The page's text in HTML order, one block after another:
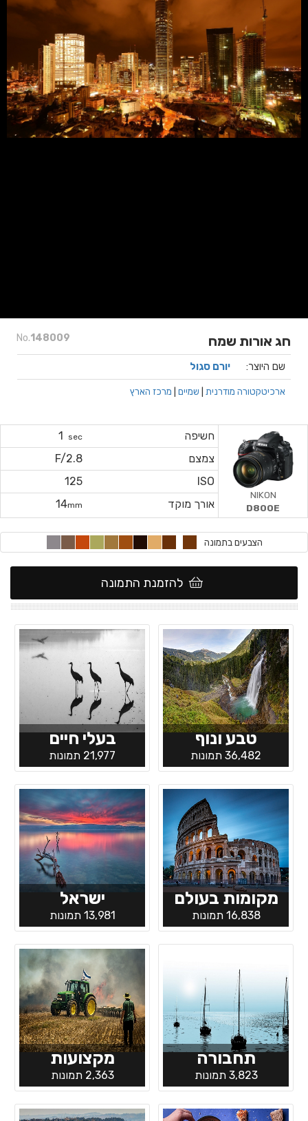
No.148009 חג אורות שמח
שם היוצר: יורם סגול
ארכיטקטורה מודרנית שמיים מרכז הארץ
חשיפה sec
1
צמצם
F/2.8
ISO
125
אורך מוקד
14mm
NIKON
D800E
הצבעים בתמונה
להזמנת התמונה
טבע ונוף
36,482 תמונות
בעלי חיים
21,977 תמונות
מקומות בעולם
16,838 תמונות
ישראל
13,981 תמונות
תחבורה
3,823 תמונות
מקצועות
2,363 תמונות